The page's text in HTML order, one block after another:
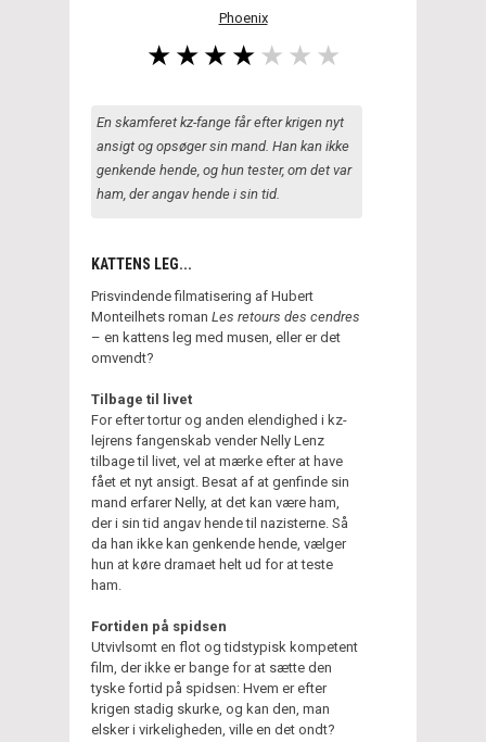
Phoenix
En skamferet kz-fange får efter krigen nyt
ansigt og opsøger sin mand. Han kan ikke
genkende hende, og hun tester, om det var
ham, der angav hende i sin tid.
KATTENS LEG...
Prisvindende filmatisering af Hubert
Monteilhets roman Les retours des cendres
– en kattens leg med musen, eller er det
omvendt?
Tilbage til livet
For efter tortur og anden elendighed i kz-
lejrens fangenskab vender Nelly Lenz
tilbage til livet, vel at mærke efter at have
fået et nyt ansigt. Besat af at genfinde sin
mand erfarer Nelly, at det kan være ham,
der i sin tid angav hende til nazisterne. Så
da han ikke kan genkende hende, vælger
hun at køre dramaet helt ud for at teste
ham.
Fortiden på spidsen
Utvivlsomt en flot og tidstypisk kompetent
film, der ikke er bange for at sætte den
tyske fortid på spidsen: Hvem er efter
krigen stadig skurke, og kan den, man
elsker i virkeligheden, ville en det ondt?